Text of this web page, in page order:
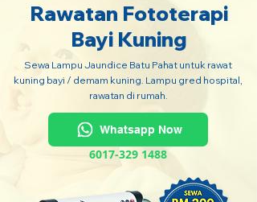
Rawatan Fototerapi
Bayi Kuning
Sewa Lampu Jaundice Batu Pahat untuk rawat
kuning bayi / demam kuning. Lampu gred hospital,
rawatan di rumah.
Whatsapp Now
6017-329 1488